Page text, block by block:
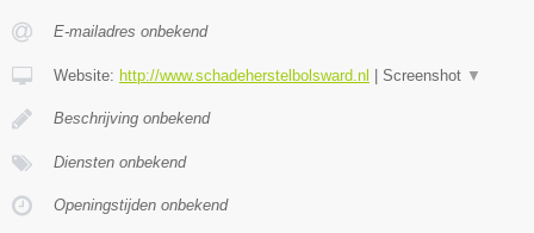
E-mailadres onbekend
Website: http://www.schadeherstelbolsward.nl | Screenshot ▼
Beschrijving onbekend
Diensten onbekend
Openingstijden onbekend